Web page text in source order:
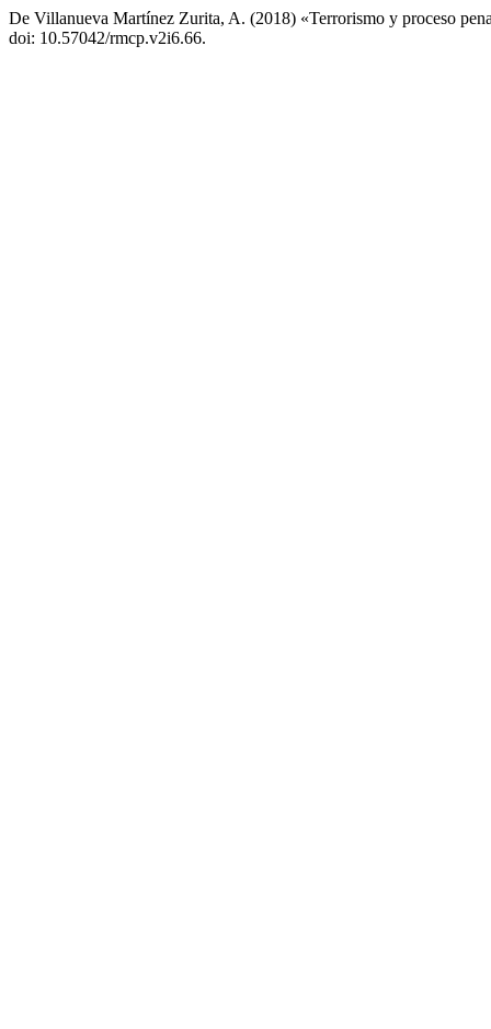
De Villanueva Martínez Zurita, A. (2018) «Terrorismo y proceso
doi: 10.57042/rmcp.v2i6.66.